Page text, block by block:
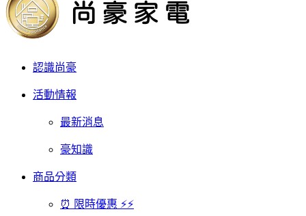
認識尚豪
活動情報
最新消息
豪知識
商品分類
⏰ 限時優惠 ⚡⚡